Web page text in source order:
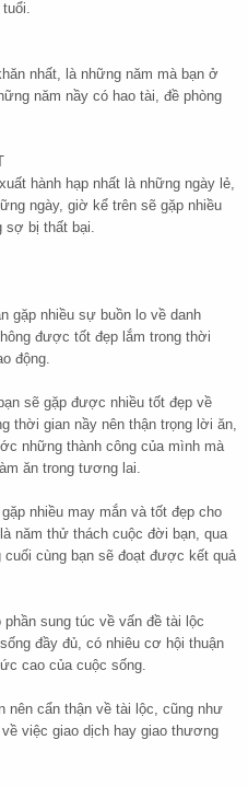
nhất, là những năm mà bạn ở
năm nầy có hao tài, đề phòng
hành hạp nhất là những ngày lẻ,
ngày, giờ kể trên sẽ gặp nhiều
sợ bị thất bại.
gặp nhiều sự buồn lo về danh
được tốt đẹp lắm trong thời
động.
sẽ gặp được nhiều tốt đẹp về
thời gian nầy nên thận trọng lời ăn,
những thành công của mình mà
ăn trong tương lai.
nhiều may mắn và tốt đẹp cho
năm thử thách cuộc đời bạn, qua
cùng bạn sẽ đoạt được kết quả
sung túc về vấn đề tài lộc
đầy đủ, có nhiêu cơ hội thuận
cao của cuộc sống.
nên cẩn thận về tài lộc, cũng như
việc giao dịch hay giao thương